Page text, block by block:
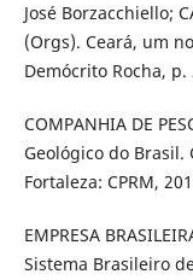
José Borzacchiello;
(Orgs). Ceará, um
Demócrito Rocha, p.
COMPANHIA DE
Geológico do Brasil.
Fortaleza: CPRM,
EMPRESA
Sistema Brasileiro